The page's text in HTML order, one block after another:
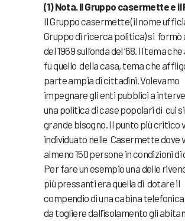
(1) Nota. Il Gruppo casermette e il
Il Gruppo casermette (il nome
Gruppo di ricerca politica) si formò
del 1969 sull’onda del ’68. Il tema
fu quello della casa, tema che
parte ampia di cittadini. Volevamo
impegnare gli enti pubblici a
una politica di case popolari di cui
grande bisogno. Il punto più critico
individuato nelle Casermette dove
almeno 150 persone in condizioni di
Per fare un esempio una delle
più pressanti era quella di dotare il
compendio di una cabina
da togliere dall’isolamento gli